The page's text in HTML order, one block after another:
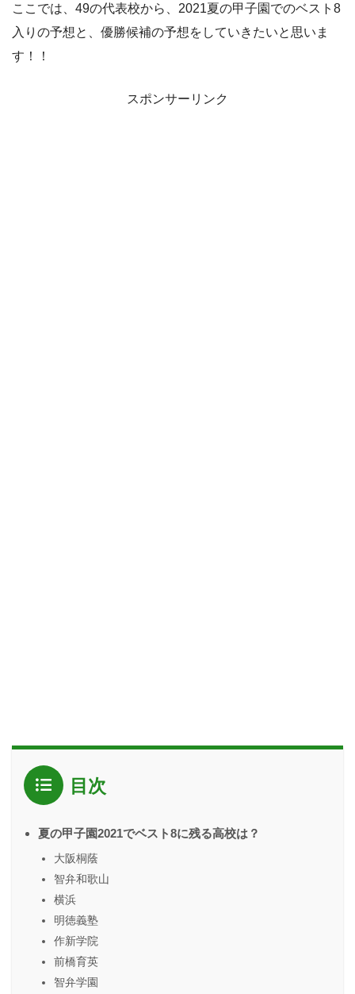
ここでは、49の代表校から、2021夏の甲子園でのベスト8
入りの予想と、優勝候補の予想をしていきたいと思いま
す！！
スポンサーリンク
目次
夏の甲子園2021でベスト8に残る高校は？
大阪桐蔭
智弁和歌山
横浜
明徳義塾
作新学院
前橋育英
智弁学園